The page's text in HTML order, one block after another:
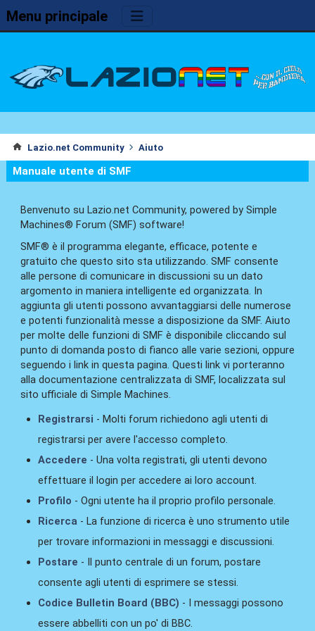
Menu principale
Lazio.net Community Aiuto
Manuale utente di SMF
Benvenuto su Lazio.net Community, powered by Simple
Machines® Forum (SMF) software!
SMF® è il programma elegante, efficace, potente e
gratuito che questo sito sta utilizzando. SMF consente
alle persone di comunicare in discussioni su un dato
argomento in maniera intelligente ed organizzata. In
aggiunta gli utenti possono avvantaggiarsi delle numerose
e potenti funzionalità messe a disposizione da SMF. Aiuto
per molte delle funzioni di SMF è disponibile cliccando sul
punto di domanda posto di fianco alle varie sezioni, oppure
seguendo i link in questa pagina. Questi link vi porteranno
alla documentazione centralizzata di SMF, localizzata sul
sito ufficiale di Simple Machines.
Registrarsi - Molti forum richiedono agli utenti di
registrarsi per avere l'accesso completo.
Accedere - Una volta registrati, gli utenti devono
effettuare il login per accedere ai loro account.
Profilo - Ogni utente ha il proprio profilo personale.
Ricerca - La funzione di ricerca è uno strumento utile
per trovare informazioni in messaggi e discussioni.
Postare - Il punto centrale di un forum, postare
consente agli utenti di esprimere se stessi.
Codice Bulletin Board (BBC) - I messaggi possono
essere abbelliti con un po' di BBC.